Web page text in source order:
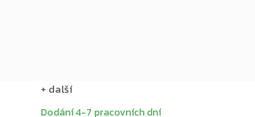
Dodání 4-7 pracovních dní
+ další